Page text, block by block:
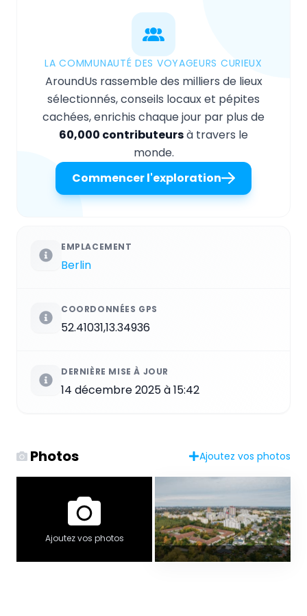
LA COMMUNAUTÉ DES VOYAGEURS CURIEUX
AroundUs rassemble des milliers de lieux
sélectionnés, conseils locaux et pépites
cachées, enrichis chaque jour par plus de
60,000 contributeursà travers le
monde.
Commencer l'exploration
EMPLACEMENT
Berlin
COORDONNÉES GPS
52.41031,13.34936
DERNIÈRE MISE À JOUR
14 décembre 2025 à 15:42
Photos Ajoutez vos photos
Ajoutez vos photos